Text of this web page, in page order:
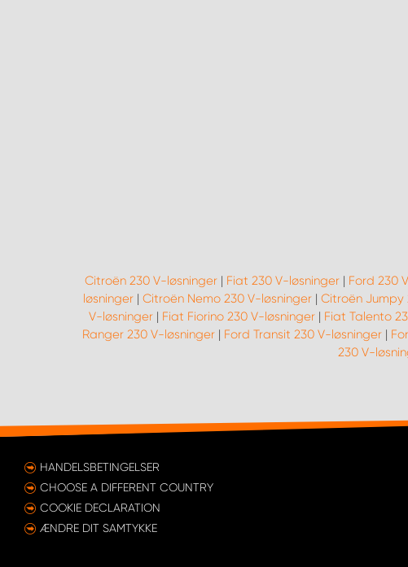
Citroën 230 V-løsninger| Fiat 230 V-løsninger| Ford 230
løsninger| Citroën Nemo 230 V-løsninger| Citroën Jumpy
V-løsninger| Fiat Fiorino 230 V-løsninger| Fiat Talento
Ranger 230 V-løsninger | Ford Transit 230 V-løsninger |
230 V-
HANDELSBETINGELSER
CHOOSE A DIFFERENT COUNTRY
COOKIE DECLARATION
ÆNDRE DIT SAMTYKKE